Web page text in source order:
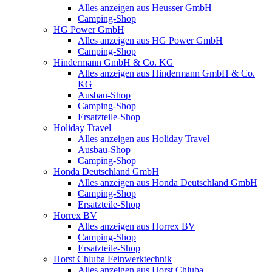
Alles anzeigen aus Heusser GmbH
Camping-Shop
HG Power GmbH
Alles anzeigen aus HG Power GmbH
Camping-Shop
Hindermann GmbH & Co. KG
Alles anzeigen aus Hindermann GmbH & Co.
KG
Ausbau-Shop
Camping-Shop
Ersatzteile-Shop
Holiday Travel
Alles anzeigen aus Holiday Travel
Ausbau-Shop
Camping-Shop
Honda Deutschland GmbH
Alles anzeigen aus Honda Deutschland GmbH
Camping-Shop
Ersatzteile-Shop
Horrex BV
Alles anzeigen aus Horrex BV
Camping-Shop
Ersatzteile-Shop
Horst Chluba Feinwerktechnik
Alles anzeigen aus Horst Chluba